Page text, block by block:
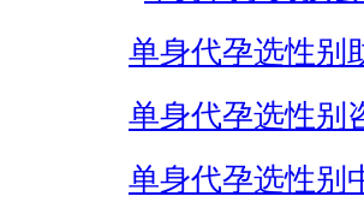
单身代孕选性别
单身代孕选性别
单身代孕选性别